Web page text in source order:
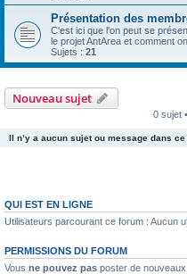
Présentation des
C'est ici que l'on peut se
le projet AntArea et comment
Sujets : 21
Nouveau sujet
0 sujet
Il n’y a aucun sujet ou message dans ce
QUI EST EN LIGNE
Utilisateurs parcourant ce forum : Aucun
PERMISSIONS DU FORUM
Vous ne pouvez pas poster de